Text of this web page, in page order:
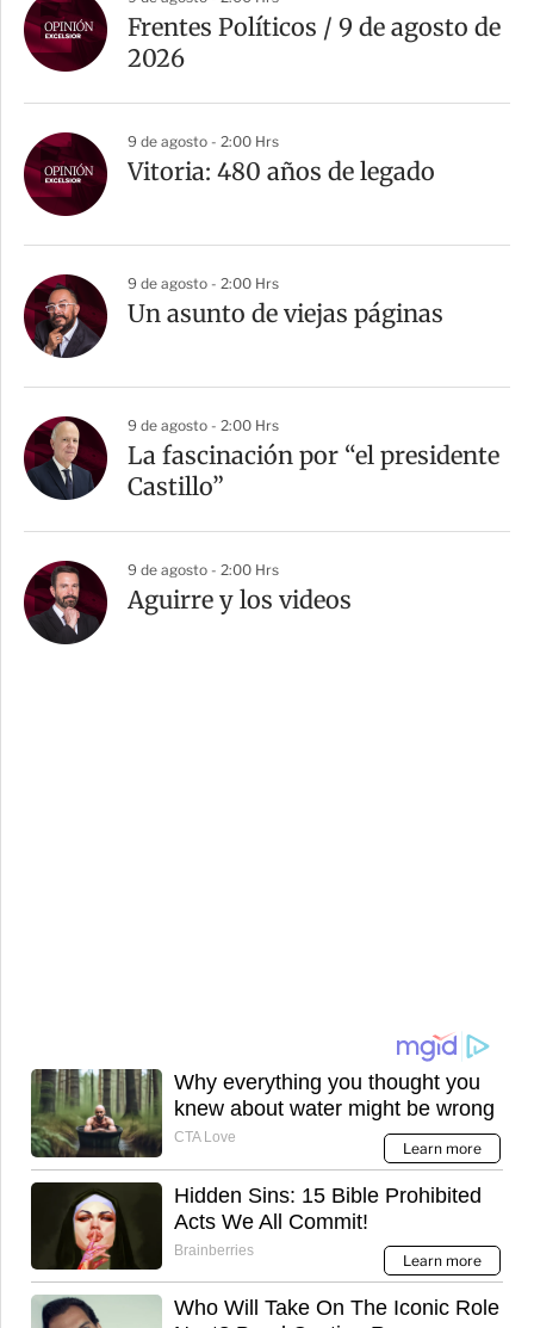
Frentes Políticos / 9 de agosto de
2026
9 de agosto - 2:00 Hrs
Vitoria: 480 años de legado
9 de agosto - 2:00 Hrs
Un asunto de viejas páginas
9 de agosto - 2:00 Hrs
La fascinación por “el presidente
Castillo”
9 de agosto - 2:00 Hrs
Aguirre y los videos